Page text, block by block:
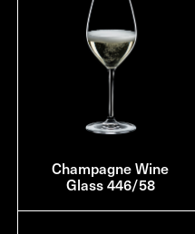
Champagne Wine
Glass 446/58